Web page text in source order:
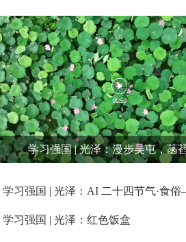
学习强国 | 光泽：漫步吴屯，菡
学习强国 | 光泽：AI 二十四节气·食
学习强国 | 光泽：红色饭盒